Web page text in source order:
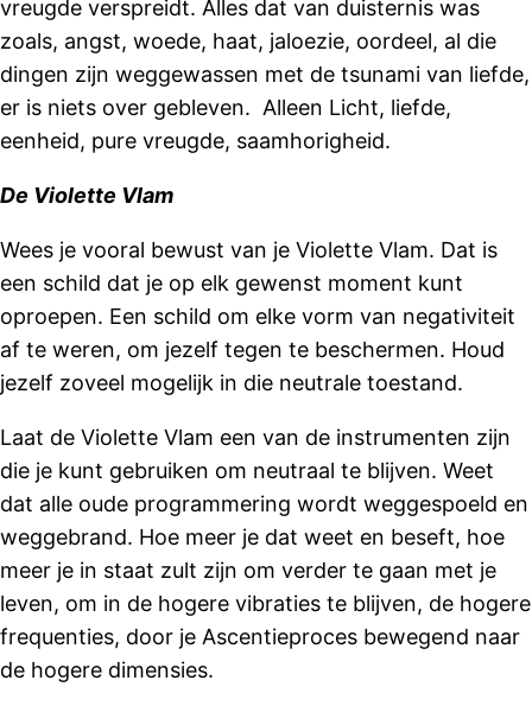
vreugde verspreidt. Alles dat van duisternis was
zoals, angst, woede, haat, jaloezie, oordeel, al die
dingen zijn weggewassen met de tsunami van liefde,
er is niets over gebleven. Alleen Licht, liefde,
eenheid, pure vreugde, saamhorigheid.
De Violette Vlam
Wees je vooral bewust van je Violette Vlam. Dat is
een schild dat je op elk gewenst moment kunt
oproepen. Een schild om elke vorm van negativiteit
af te weren, om jezelf tegen te beschermen. Houd
jezelf zoveel mogelijk in die neutrale toestand.
Laat de Violette Vlam een ​​van de instrumenten zijn
die je kunt gebruiken om neutraal te blijven. Weet
dat alle oude programmering wordt weggespoeld en
weggebrand. Hoe meer je dat weet en beseft, hoe
meer je in staat zult zijn om verder te gaan met je
leven, om in de hogere vibraties te blijven, de hogere
frequenties, door je Ascentieproces bewegend naar
de hogere dimensies.